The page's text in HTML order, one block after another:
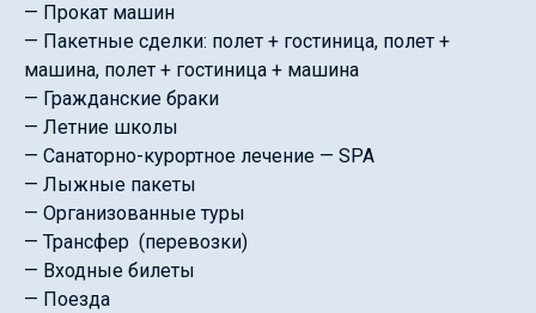
— Прокат машин
— Пакетные сделки: полет + гостиница, полет +
машина, полет + гостиница + машина
— Гражданские браки
— Летние школы
— Санаторно-курортное лечение — SPA
— Лыжные пакеты
— Организованные туры
— Трансфер (перевозки)
— Входные билеты
— Поезда